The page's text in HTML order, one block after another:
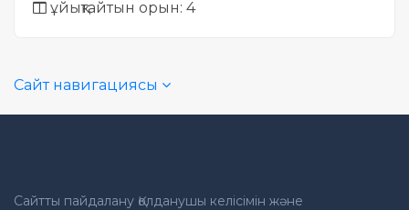
ұйықтайтын орын: 4
Сайт навигациясы
Сайтты пайдалану Қолданушы келісімін және